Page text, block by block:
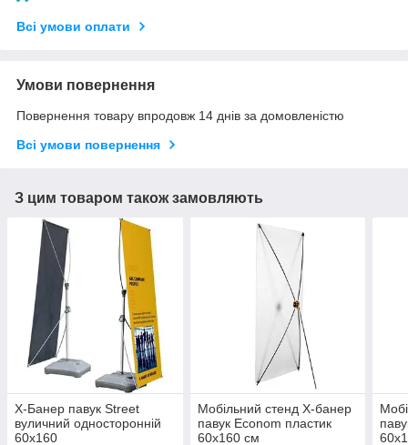
Всі умови оплати
Умови повернення
Повернення товару впродовж 14 днів за домовленістю
Всі умови повернення
З цим товаром також замовляють
X-Банер павук Street
вуличний односторонній
60х160
Мобільний стенд X-банер
павук Econom пластик
60x160 см